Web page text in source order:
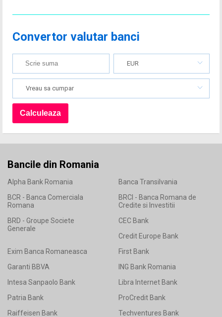
Convertor valutar banci
EUR
Vreau sa cumpar
Bancile din Romania
Alpha Bank Romania
Banca Transilvania
BCR - Banca Comerciala
Romana
BRCI - Banca Romana de
Credite si Investitii
BRD - Groupe Societe
Generale
CEC Bank
Credit Europe Bank
Exim Banca Romaneasca
First Bank
Garanti BBVA
ING Bank Romania
Intesa Sanpaolo Bank
Libra Internet Bank
Patria Bank
ProCredit Bank
Raiffeisen Bank
Techventures Bank